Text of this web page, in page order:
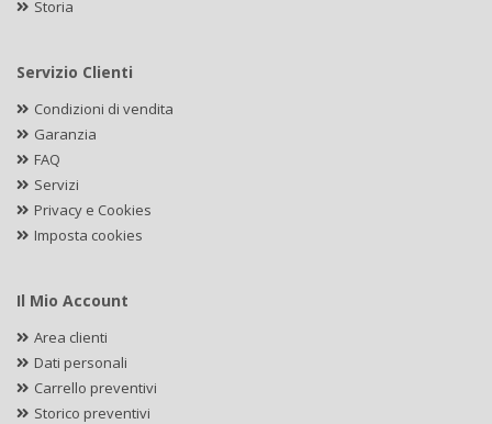
Storia
Servizio Clienti
Condizioni di vendita
Garanzia
FAQ
Servizi
Privacy e Cookies
Imposta cookies
Il Mio Account
Area clienti
Dati personali
Carrello preventivi
Storico preventivi